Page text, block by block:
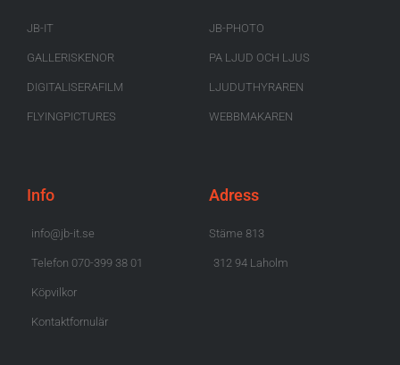
JB-IT
GALLERISKENOR
DIGITALISERAFILM
FLYINGPICTURES
JB-PHOTO
PA LJUD OCH LJUS
LJUDUTHYRAREN
WEBBMAKAREN
Info
info@jb-it.se
Telefon 070-399 38 01
Köpvilkor
Kontaktfornulär
Adress
Stäme 813
312 94 Laholm